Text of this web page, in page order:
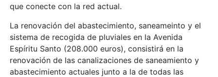
que conecte con la red actual.
La renovación del abastecimiento, saneameinto y el
sistema de recogida de pluviales en la Avenida
Espíritu Santo (208.000 euros), consistirá en la
renovación de las canalizaciones de saneamiento y
abastecimiento actuales junto a la de todas las